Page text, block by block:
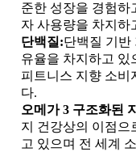
준한 성장을 경험하
자 사용량을 차지하
단백질:단백질 기반
유율을 차지하고 있
피트니스 지향 소비
다.
오메가 3 구조화된
지 건강상의 이점으
고 있으며 전 세계